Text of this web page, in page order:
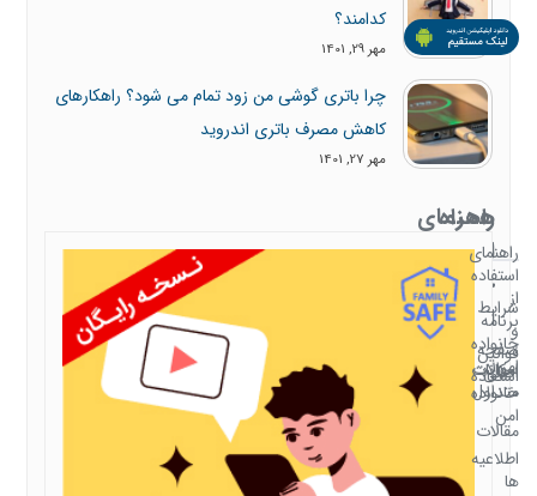
کدامند؟
مهر 29, 1401
چرا باتری گوشی من زود تمام می شود؟ راهکارهای
کاهش مصرف باتری اندروید
مهر 27, 1401
همراه
با
خانواده
امن
صفحه
اصلی
امکانات
خانواده
امن
مقالات
اطلاعیه
ها
راهنمای
استفادهراهنمای
استفاده
از
برنامه
خانواده
امن
شرایط
و
قوانین
استفاده
سوالات
متداول